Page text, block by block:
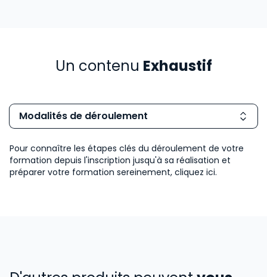
Un contenu Exhaustif
Modalités de déroulement
Pour connaître les étapes clés du déroulement de votre
formation depuis l'inscription jusqu'à sa réalisation et
préparer votre formation sereinement, cliquez ici.